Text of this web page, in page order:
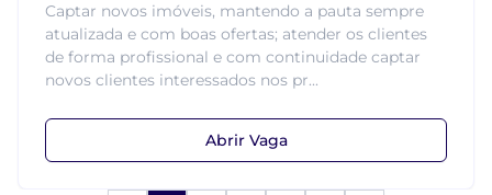
Captar novos imóveis, mantendo a pauta sempre
atualizada e com boas ofertas; atender os clientes
de forma profissional e com continuidade captar
novos clientes interessados nos pr...
Abrir Vaga